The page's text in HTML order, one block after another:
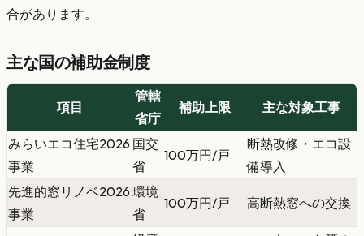
合があります。
主な国の補助金制度
項目
管轄
省庁
補助上限 主な対象工事
みらいエコ住宅2026
事業
国交
省
100万円/戸
断熱改修・エコ設
備導入
先進的窓リノベ2026
事業
環境
省
100万円/戸 高断熱窓への交換